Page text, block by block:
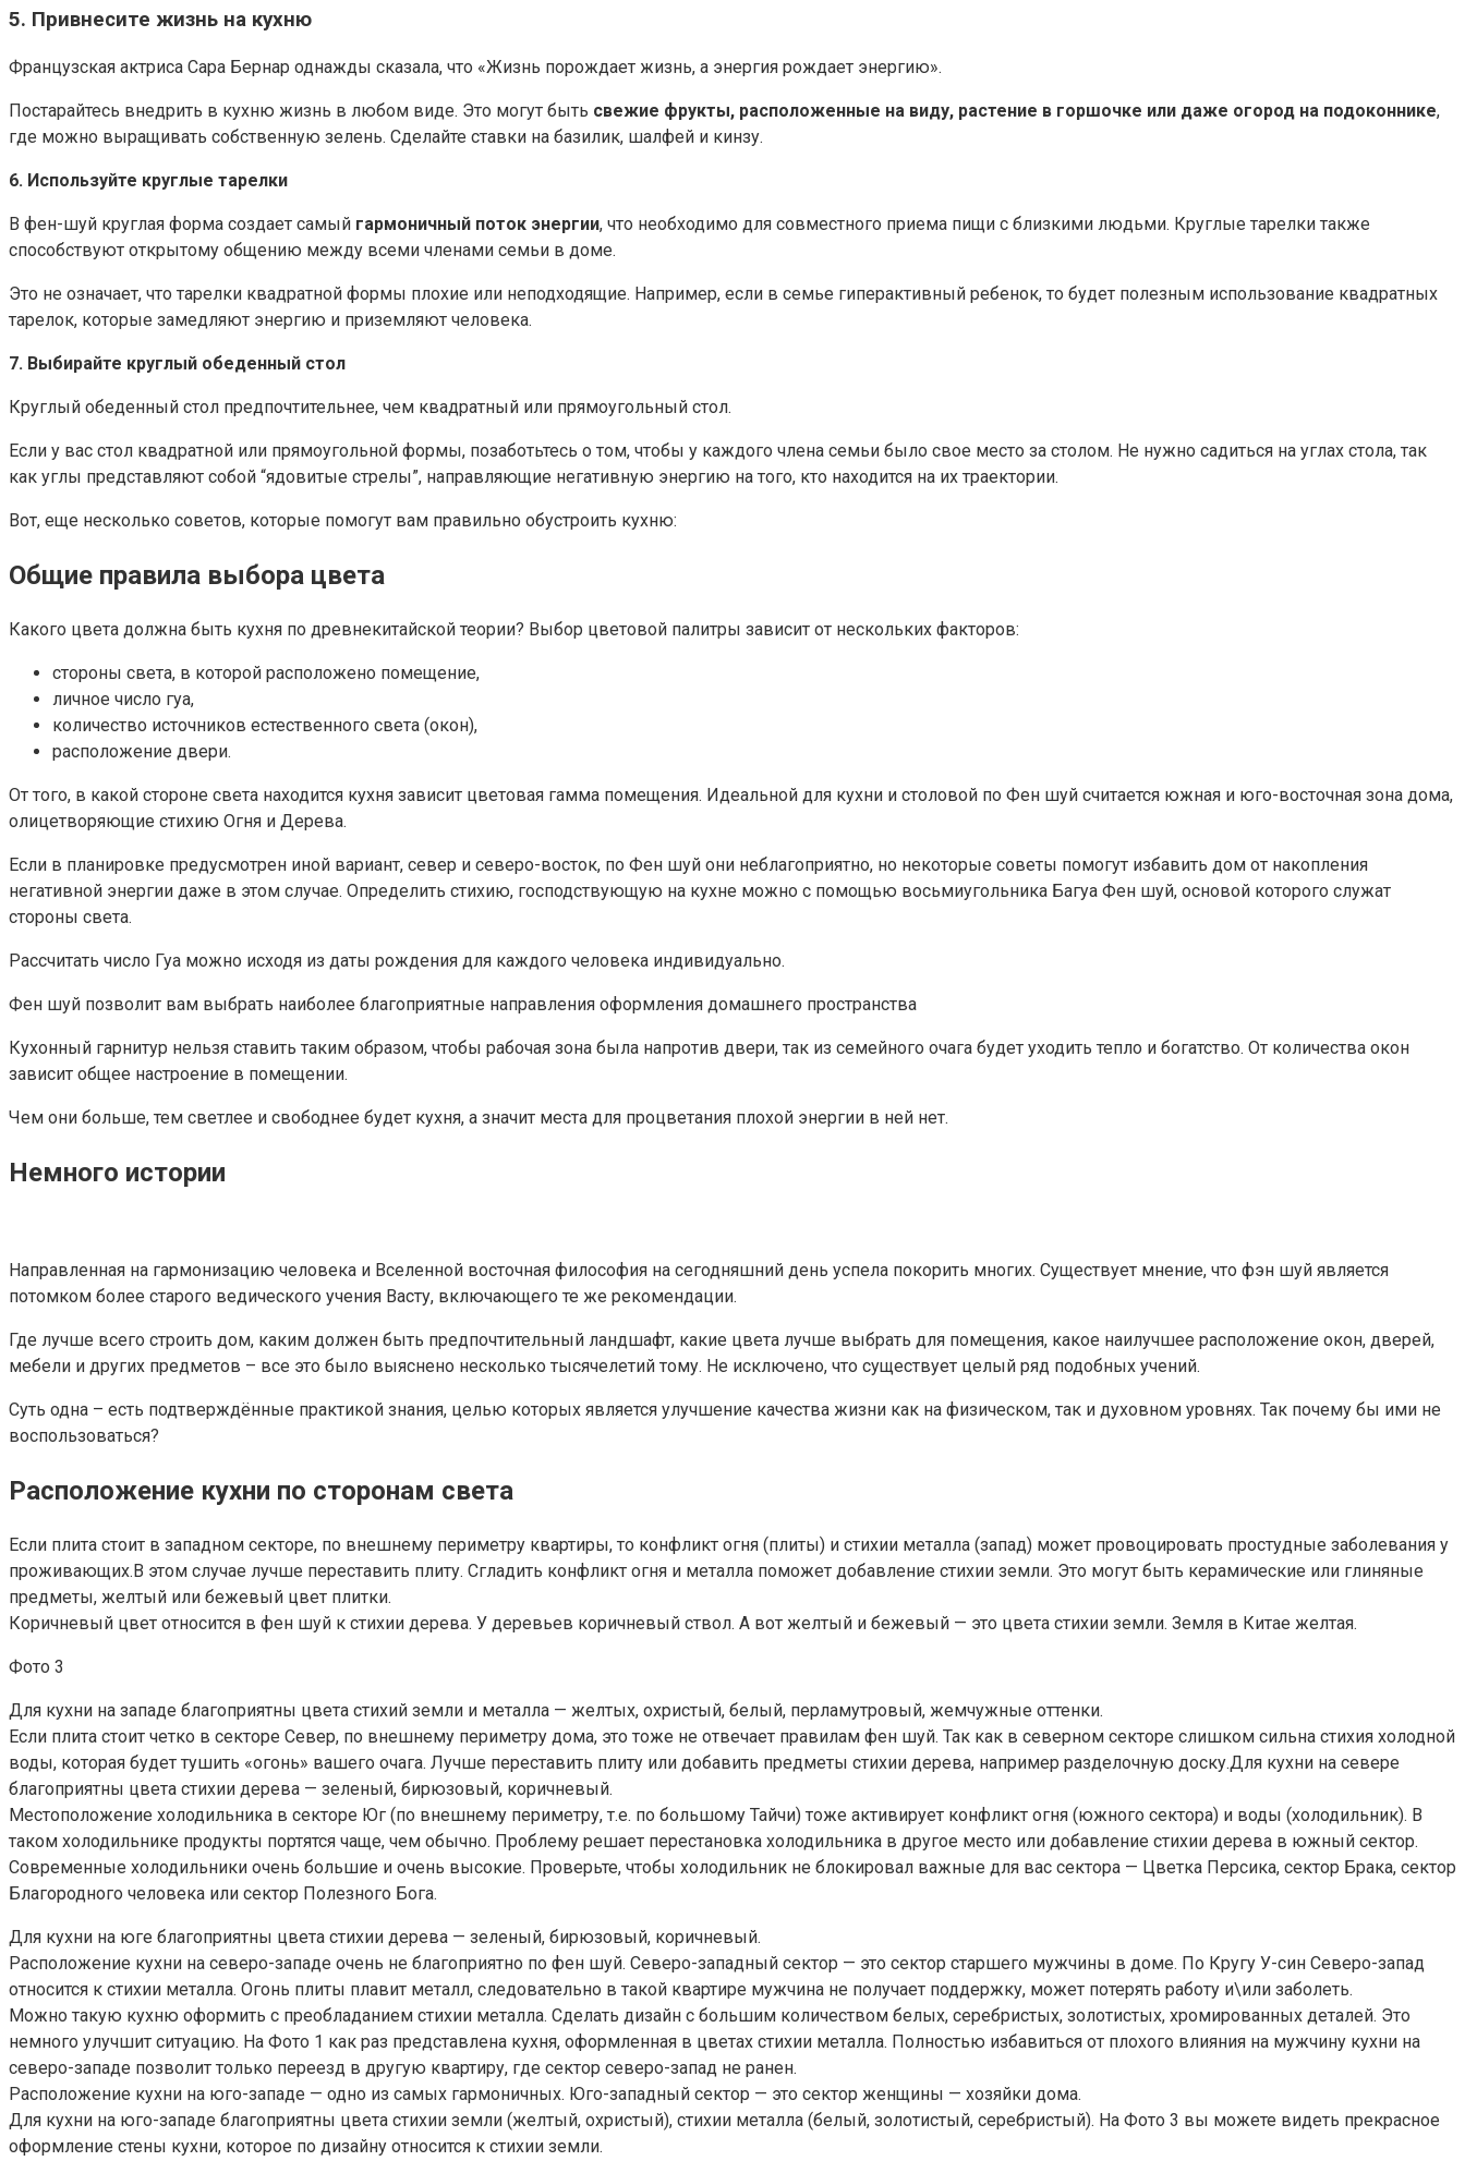
5. Привнесите жизнь на кухню
Французская актриса Сара Бернар однажды сказала, что «Жизнь порождает жизнь, а энергия рождает энергию».
Постарайтесь внедрить в кухню жизнь в любом виде. Это могут быть свежие фрукты, расположенные на виду, растение в горшочке или даже огород на подоконнике,
где можно выращивать собственную зелень. Сделайте ставки на базилик, шалфей и кинзу.
6. Используйте круглые тарелки
В фен-шуй круглая форма создает самый гармоничный поток энергии, что необходимо для совместного приема пищи с близкими людьми. Круглые тарелки также
способствуют открытому общению между всеми членами семьи в доме.
Это не означает, что тарелки квадратной формы плохие или неподходящие. Например, если в семье гиперактивный ребенок, то будет полезным использование квадратных
тарелок, которые замедляют энергию и приземляют человека.
7. Выбирайте круглый обеденный стол
Круглый обеденный стол предпочтительнее, чем квадратный или прямоугольный стол.
Если у вас стол квадратной или прямоугольной формы, позаботьтесь о том, чтобы у каждого члена семьи было свое место за столом. Не нужно садиться на углах стола, так
как углы представляют собой “ядовитые стрелы”, направляющие негативную энергию на того, кто находится на их траектории.
Вот, еще несколько советов, которые помогут вам правильно обустроить кухню:
Общие правила выбора цвета
Какого цвета должна быть кухня по древнекитайской теории? Выбор цветовой палитры зависит от нескольких факторов:
стороны света, в которой расположено помещение,
личное число гуа,
количество источников естественного света (окон),
расположение двери.
От того, в какой стороне света находится кухня зависит цветовая гамма помещения. Идеальной для кухни и столовой по Фен шуй считается южная и юго-восточная зона дома,
олицетворяющие стихию Огня и Дерева.
Если в планировке предусмотрен иной вариант, север и северо-восток, по Фен шуй они неблагоприятно, но некоторые советы помогут избавить дом от накопления
негативной энергии даже в этом случае. Определить стихию, господствующую на кухне можно с помощью восьмиугольника Багуа Фен шуй, основой которого служат
стороны света.
Рассчитать число Гуа можно исходя из даты рождения для каждого человека индивидуально.
Фен шуй позволит вам выбрать наиболее благоприятные направления оформления домашнего пространства
Кухонный гарнитур нельзя ставить таким образом, чтобы рабочая зона была напротив двери, так из семейного очага будет уходить тепло и богатство. От количества окон
зависит общее настроение в помещении.
Чем они больше, тем светлее и свободнее будет кухня, а значит места для процветания плохой энергии в ней нет.
Немного истории
Направленная на гармонизацию человека и Вселенной восточная философия на сегодняшний день успела покорить многих. Существует мнение, что фэн шуй является
потомком более старого ведического учения Васту, включающего те же рекомендации.
Где лучше всего строить дом, каким должен быть предпочтительный ландшафт, какие цвета лучше выбрать для помещения, какое наилучшее расположение окон, дверей,
мебели и других предметов – все это было выяснено несколько тысячелетий тому. Не исключено, что существует целый ряд подобных учений.
Суть одна – есть подтверждённые практикой знания, целью которых является улучшение качества жизни как на физическом, так и духовном уровнях. Так почему бы ими не
воспользоваться?
Расположение кухни по сторонам света
Если плита стоит в западном секторе, по внешнему периметру квартиры, то конфликт огня (плиты) и стихии металла (запад) может провоцировать простудные заболевания у
проживающих.В этом случае лучше переставить плиту. Сгладить конфликт огня и металла поможет добавление стихии земли. Это могут быть керамические или глиняные
предметы, желтый или бежевый цвет плитки.
Коричневый цвет относится в фен шуй к стихии дерева. У деревьев коричневый ствол. А вот желтый и бежевый — это цвета стихии земли. Земля в Китае желтая.
Фото 3
Для кухни на западе благоприятны цвета стихий земли и металла — желтых, охристый, белый, перламутровый, жемчужные оттенки.
Если плита стоит четко в секторе Север, по внешнему периметру дома, это тоже не отвечает правилам фен шуй. Так как в северном секторе слишком сильна стихия холодной
воды, которая будет тушить «огонь» вашего очага. Лучше переставить плиту или добавить предметы стихии дерева, например разделочную доску.Для кухни на севере
благоприятны цвета стихии дерева — зеленый, бирюзовый, коричневый.
Местоположение холодильника в секторе Юг (по внешнему периметру, т.е. по большому Тайчи) тоже активирует конфликт огня (южного сектора) и воды (холодильник). В
таком холодильнике продукты портятся чаще, чем обычно. Проблему решает перестановка холодильника в другое место или добавление стихии дерева в южный сектор.
Современные холодильники очень большие и очень высокие. Проверьте, чтобы холодильник не блокировал важные для вас сектора — Цветка Персика, сектор Брака, сектор
Благородного человека или сектор Полезного Бога.
Для кухни на юге благоприятны цвета стихии дерева — зеленый, бирюзовый, коричневый.
Расположение кухни на северо-западе очень не благоприятно по фен шуй. Северо-западный сектор — это сектор старшего мужчины в доме. По Кругу У-син Северо-запад
относится к стихии металла. Огонь плиты плавит металл, следовательно в такой квартире мужчина не получает поддержку, может потерять работу и\или заболеть.
Можно такую кухню оформить с преобладанием стихии металла. Сделать дизайн с большим количеством белых, серебристых, золотистых, хромированных деталей. Это
немного улучшит ситуацию. На Фото 1 как раз представлена кухня, оформленная в цветах стихии металла. Полностью избавиться от плохого влияния на мужчину кухни на
северо-западе позволит только переезд в другую квартиру, где сектор северо-запад не ранен.
Расположение кухни на юго-западе — одно из самых гармоничных. Юго-западный сектор — это сектор женщины — хозяйки дома.
Для кухни на юго-западе благоприятны цвета стихии земли (желтый, охристый), стихии металла (белый, золотистый, серебристый). На Фото 3 вы можете видеть прекрасное
оформление стены кухни, которое по дизайну относится к стихии земли.